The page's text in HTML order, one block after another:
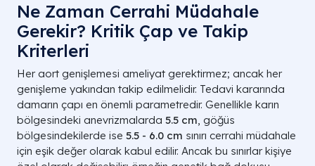
Ne Zaman Cerrahi Müdahale
Gerekir? Kritik Çap ve Takip
Kriterleri
Her aort genişlemesi ameliyat gerektirmez; ancak her
genişleme yakından takip edilmelidir. Tedavi kararında
damarın çapı en önemli parametredir. Genellikle karın
bölgesindeki anevrizmalarda 5.5 cm, göğüs
bölgesindekilerde ise 5.5 - 6.0 cm sınırı cerrahi müdahale
için eşik değer olarak kabul edilir. Ancak bu sınırlar kişiye